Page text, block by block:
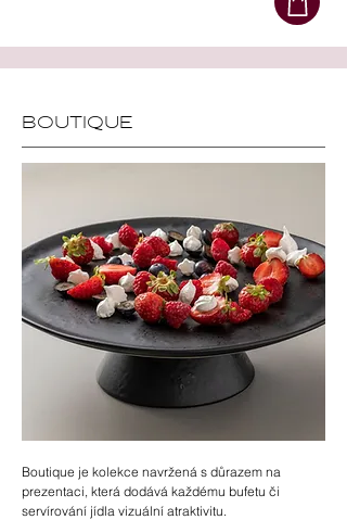
BOUTIQUE
Boutique je kolekce navržená s důrazem na
prezentaci, která dodává každému bufetu či
servírování jídla vizuální atraktivitu.